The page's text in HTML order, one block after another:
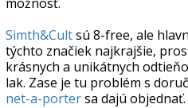
Simth&Cultsú 8-free, ale
týchto značiek najkrajšie,
krásnych a unikátnych
lak. Zase je tu problém s
net-a-portersa dajú objednať.